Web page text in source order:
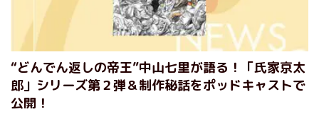
“どんでん返しの帝王”中山七里が語る！「氏家京太
郎」シリーズ第２弾＆制作秘話をポッドキャストで
公開！